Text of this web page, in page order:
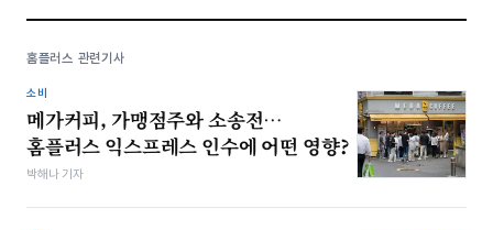
홈플러스 관련기사
소비
메가커피, 가맹점주와 소송전…
홈플러스 익스프레스 인수에 어떤 영향?
박해나 기자